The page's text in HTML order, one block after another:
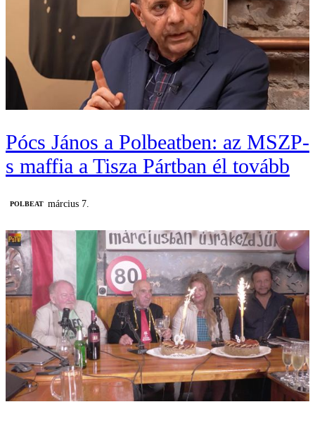
Pócs János a Polbeatben: az MSZP-
s maffia a Tisza Pártban él tovább
‎POLBEAT március 7.